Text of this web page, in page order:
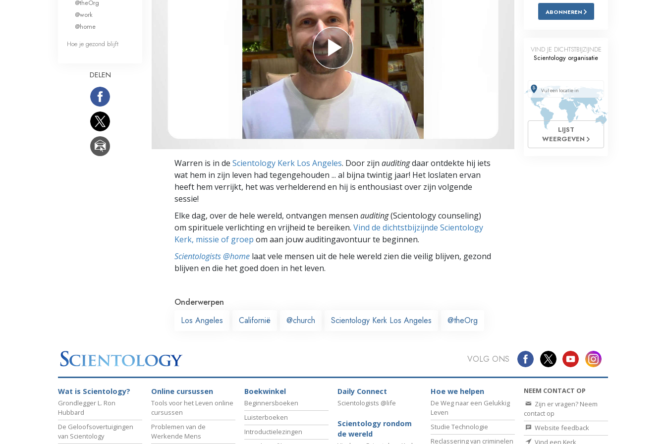
Oplossingen voor het Drugsprobleem
Hulpmiddelen bij het Dagelijks Werk
De Oorzaak van Onderdrukking
De Grondbeginselen van Organiseren
Warren is in de Scientology Kerk Los Angeles. Door zijn auditingdaar ontdekte hij iets
wat hem in zijn leven had tegengehouden ... al bijna twintig jaar! Het loslaten ervan
heeft hem verrijkt, het was verhelderend en hij is enthousiast over zijn volgende
sessie!
Elke dag, over de hele wereld, ontvangen mensen auditing(Scientology counseling)
om spirituele verlichting en vrijheid te bereiken. Vind de dichtstbijzijnde Scientology
Kerk, missie of groep om aan jouw auditingavontuur te beginnen.
Scientologists @home laat vele mensen uit de hele wereld zien die veilig blijven, gezond
blijven en die het goed doen in het leven.
Onderwerpen
Los Angeles
Californië @church Scientology Kerk Los Angeles @theOrg
@theOrg
@work
@home
Hoe je gezond blijft
DELEN
ABONNEREN
VIND JE DICHTSTBIJZIJNDE
Scientology organisatie
LIJST
WEERGEVEN
VOLG ONS
Wat is Scientology?
Grondlegger L. Ron
Hubbard
De Geloofsovertuigingen
van Scientology
Online cursussen
Tools voor het Leven online
cursussen
Problemen van de
Werkende Mens
Boekwinkel
Beginnersboeken
Luisterboeken
Introductielezingen
Daily Connect
Scientologists @life
Scientology rondom
de wereld
Hoe we helpen
De Weg naar een Gelukkig
Leven
Studie Technologie
Reclassering van criminelen
NEEM CONTACT OP
Zijn er vragen? Neem
contact op
Website feedback
Vind een Kerk